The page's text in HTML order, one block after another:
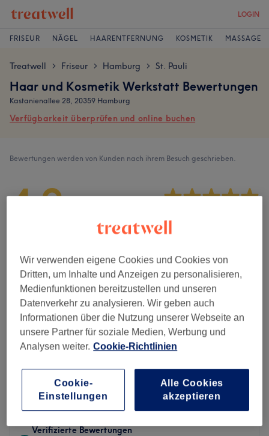
LOGIN
FRISEUR NÄGEL HAARENTFERNUNG KOSMETIK MASSAGE
Treatwell > Friseur > Hamburg > St. Pauli
Haar und Kosmetik Werkstatt Bewertungen
Kastanienallee 28, 20359 Hamburg
Verfügbarkeit überprüfen und online buchen
Bewertungen werden von Kunden nach ihrem Besuch geschrieben.
4,9
Sauberkeit
Service
Bewertung Nach Sternen filtern
Verifizierte Bewertungen
Wir verwenden eigene Cookies und Cookies von
Dritten, um Inhalte und Anzeigen zu personalisieren,
Medienfunktionen bereitzustellen und unseren
Datenverkehr zu analysieren. Wir geben auch
Informationen über die Nutzung unserer Webseite an
unsere Partner für soziale Medien, Werbung und
Analysen weiter. Cookie-Richtlinien
Cookie-
Einstellungen
Alle Cookies
akzeptieren